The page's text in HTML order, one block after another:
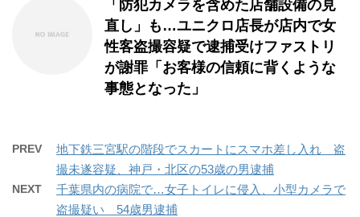
「防犯カメラを含めた店舗設備の見
直し」も…ユニクロ店長が店内で女
性客盗撮容疑で逮捕受けファストリ
が謝罪「お客様の信頼に背くような
事態となった」
PREV
地下鉄三宮駅の階段でスカートにスマホ差し入れ 盗
撮未遂容疑、神戸・北区の53歳の男逮捕
NEXT
千葉県内の病院で…女子トイレに侵入、小型カメラで
盗撮疑い 54歳男逮捕